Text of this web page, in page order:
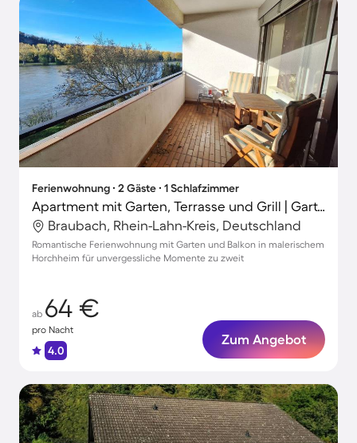
Ferienwohnung ∙ 2 Gäste ∙ 1 Schlafzimmer
Apartment mit Garten, Terrasse und Grill | Gartenblick
Braubach, Rhein-Lahn-Kreis, Deutschland
Romantische Ferienwohnung mit Garten und Balkon in malerischem
Horchheim für unvergessliche Momente zu zweit
ab 64 €
pro Nacht
4.0
Zum Angebot